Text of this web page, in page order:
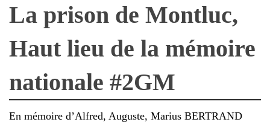
La prison de Montluc,
Haut lieu de la mémoire
nationale #2GM
En mémoire d’Alfred, Auguste, Marius BERTRAND